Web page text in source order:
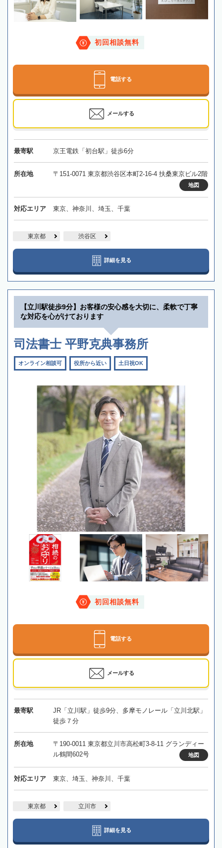
初回相談無料
電話する
メールする
最寄駅 京王電鉄「初台駅」徒歩6分
所在地 〒151-0071 東京都渋谷区本町2-16-4 扶桑東京ビル2階
地図
対応エリア 東京、神奈川、埼玉、千葉
東京都 渋谷区
詳細を見る
【立川駅徒歩9分】お客様の安心感を大切に、柔軟で丁寧
な対応を心がけております
司法書士 平野克典事務所
オンライン相談可 役所から近い 土日祝OK
初回相談無料
電話する
メールする
最寄駅
JR「立川駅」徒歩9分、多摩モノレール「立川北駅」
徒歩７分
所在地
〒190-0011 東京都立川市高松町3-8-11 グランディー
ル鶴間602号
地図
対応エリア 東京、埼玉、神奈川、千葉
東京都 立川市
詳細を見る